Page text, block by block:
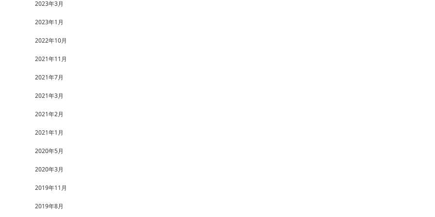
2023年3月
2023年1月
2022年10月
2021年11月
2021年7月
2021年3月
2021年2月
2021年1月
2020年5月
2020年3月
2019年11月
2019年8月